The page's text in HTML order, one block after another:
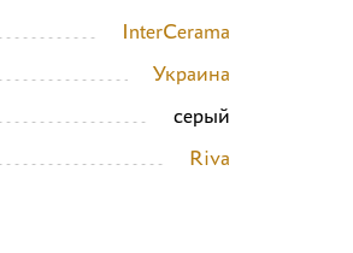
InterCerama
Украина
серый
Riva